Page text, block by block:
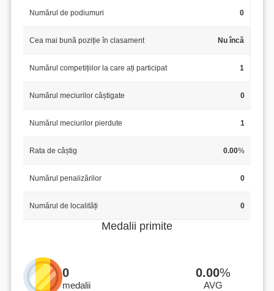
Numărul de podiumuri 0
Cea mai bună poziție în clasament Nu încă
Numărul competițiilor la care ați participat 1
Numărul meciurilor câștigate 0
Numărul meciurilor pierdute 1
Rata de câștig 0.00%
Numărul penalizărilor 0
Numărul de localități 0
Medalii primite
0
medalii
0.00%
AVG